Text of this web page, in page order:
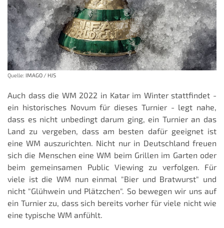
Quelle: IMAGO / HJS
Auch dass die WM 2022 in Katar im Winter stattfindet -
ein historisches Novum für dieses Turnier - legt nahe,
dass es nicht unbedingt darum ging, ein Turnier an das
Land zu vergeben, dass am besten dafür geeignet ist
eine WM auszurichten. Nicht nur in Deutschland freuen
sich die Menschen eine WM beim Grillen im Garten oder
beim gemeinsamen Public Viewing zu verfolgen. Für
viele ist die WM nun einmal "Bier und Bratwurst" und
nicht "Glühwein und Plätzchen". So bewegen wir uns auf
ein Turnier zu, dass sich bereits vorher für viele nicht wie
eine typische WM anfühlt.